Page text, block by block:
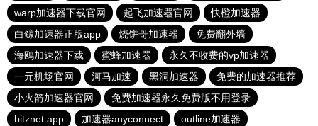
warp加速器下载官网
起飞加速器官网
快橙加速器
白鲸加速器正版app
烧饼哥加速器
免费翻外墙
海鸥加速器下载
蜜蜂加速器
永久不收费的vp加速器
一元机场官网
河马加速 黑洞加速器
免费的加速器推荐
小火箭加速器官网
免费加速器永久免费版不用登录
bitznet.app
加速器anyconnect
outline加速器